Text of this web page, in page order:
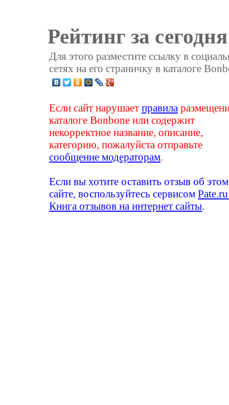
Рейтинг за
Для этого разместите ссылку в
сетях на его страничку в каталоге
Если сайт нарушаетправила
каталоге Bonbone или содержит
некорректное название, описание,
категорию, пожалуйста отправьте
сообщение модераторам
Если вы хотите оставить отзыв об этом
сайте, воспользуйтесь сервисом
Книга отзывов на интернет сайты